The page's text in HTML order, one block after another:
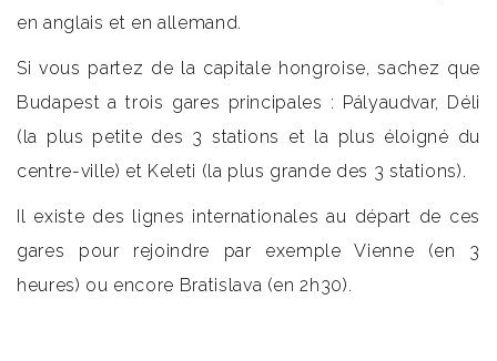
en anglais et en allemand.
Si vous partez de la capitale hongroise, sachez que
Budapest a trois gares principales : Pályaudvar, Déli
(la plus petite des 3 stations et la plus éloigné du
centre-ville) et Keleti (la plus grande des 3 stations).
Il existe des lignes internationales au départ de ces
gares pour rejoindre par exemple Vienne (en 3
heures) ou encore Bratislava (en 2h30).